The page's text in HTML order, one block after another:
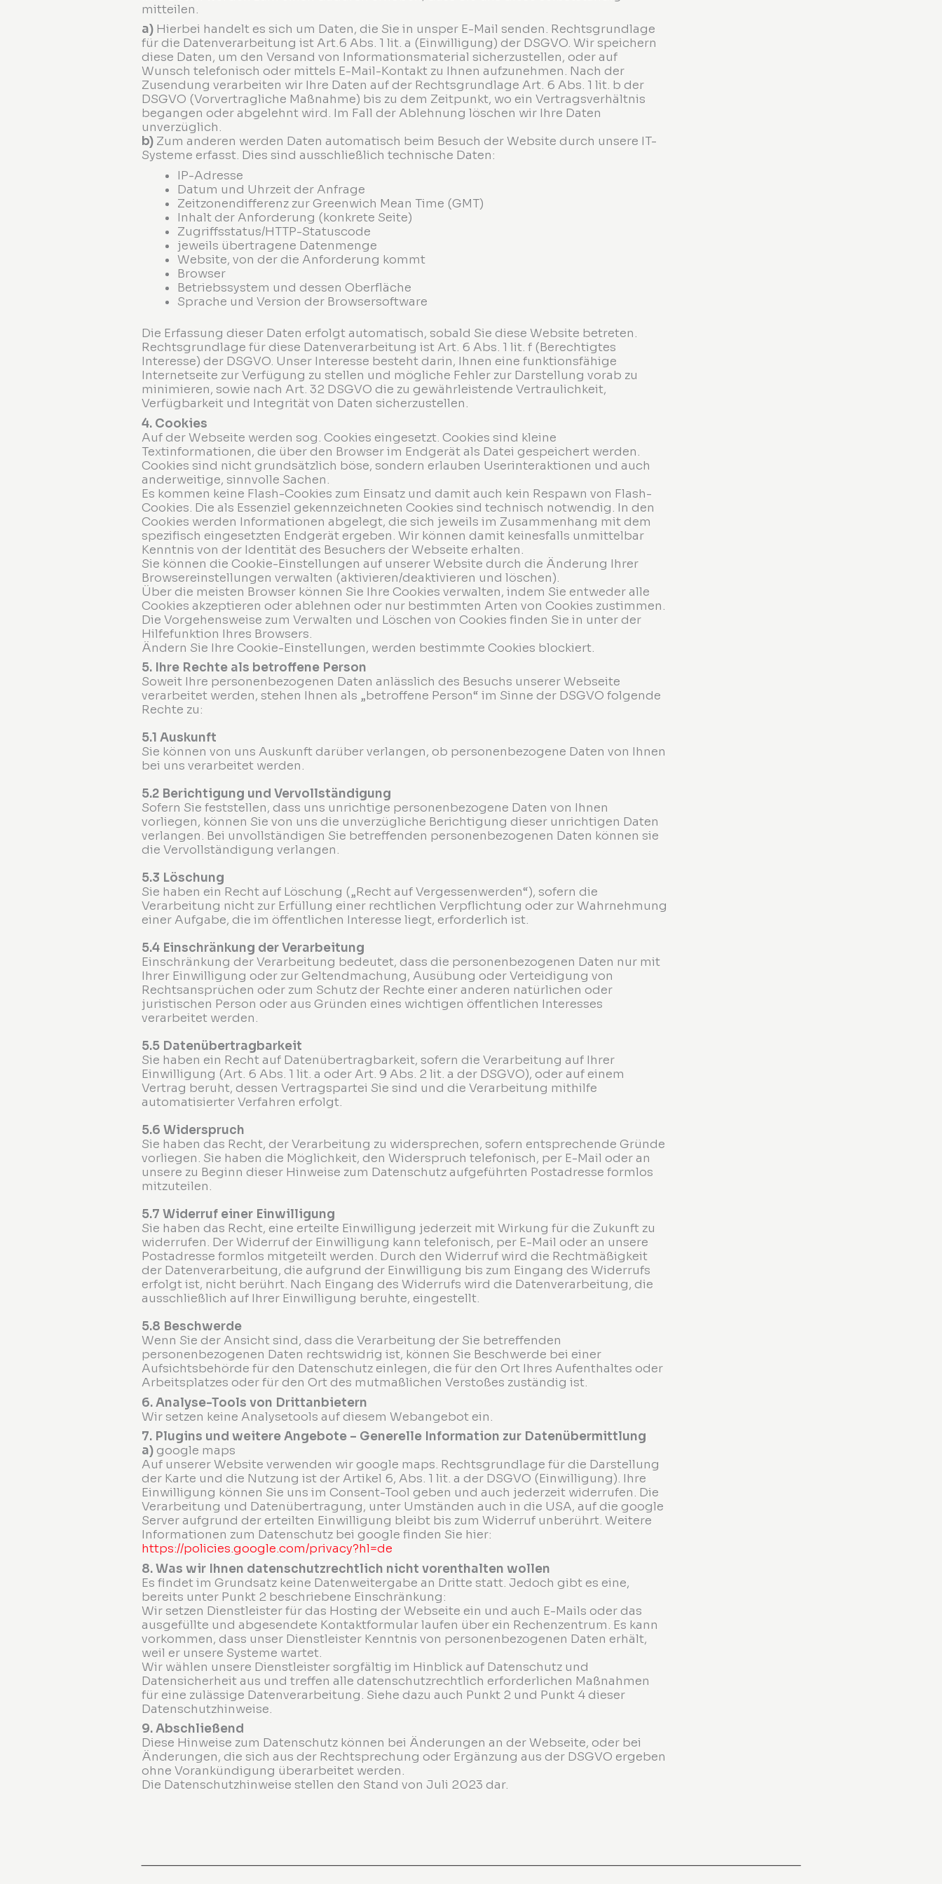
mitteilen.
a)Hierbei handelt es sich um Daten, die Sie in unsper E-Mail senden. Rechtsgrundlage
für die Datenverarbeitung ist Art.6 Abs. 1 lit. a (Einwilligung) der DSGVO. Wir speichern
diese Daten, um den Versand von Informationsmaterial sicherzustellen, oder auf
Wunsch telefonisch oder mittels E-Mail-Kontakt zu Ihnen aufzunehmen. Nach der
Zusendung verarbeiten wir Ihre Daten auf der Rechtsgrundlage Art. 6 Abs. 1 lit. b der
DSGVO (Vorvertragliche Maßnahme) bis zu dem Zeitpunkt, wo ein Vertragsverhältnis
begangen oder abgelehnt wird. Im Fall der Ablehnung löschen wir Ihre Daten
unverzüglich.
b)Zum anderen werden Daten automatisch beim Besuch der Website durch unsere IT-
Systeme erfasst. Dies sind ausschließlich technische Daten:
IP-Adresse
Datum und Uhrzeit der Anfrage
Zeitzonendifferenz zur Greenwich Mean Time (GMT)
Inhalt der Anforderung (konkrete Seite)
Zugriffsstatus/HTTP-Statuscode
jeweils übertragene Datenmenge
Website, von der die Anforderung kommt
Browser
Betriebssystem und dessen Oberfläche
Sprache und Version der Browsersoftware
Die Erfassung dieser Daten erfolgt automatisch, sobald Sie diese Website betreten.
Rechtsgrundlage für diese Datenverarbeitung ist Art. 6 Abs. 1 lit. f (Berechtigtes
Interesse) der DSGVO. Unser Interesse besteht darin, Ihnen eine funktionsfähige
Internetseite zur Verfügung zu stellen und mögliche Fehler zur Darstellung vorab zu
minimieren, sowie nach Art. 32 DSGVO die zu gewährleistende Vertraulichkeit,
Verfügbarkeit und Integrität von Daten sicherzustellen.
4. Cookies
Auf der Webseite werden sog. Cookies eingesetzt. Cookies sind kleine
Textinformationen, die über den Browser im Endgerät als Datei gespeichert werden.
Cookies sind nicht grundsätzlich böse, sondern erlauben Userinteraktionen und auch
anderweitige, sinnvolle Sachen.
Es kommen keine Flash-Cookies zum Einsatz und damit auch kein Respawn von Flash-
Cookies. Die als Essenziel gekennzeichneten Cookies sind technisch notwendig. In den
Cookies werden Informationen abgelegt, die sich jeweils im Zusammenhang mit dem
spezifisch eingesetzten Endgerät ergeben. Wir können damit keinesfalls unmittelbar
Kenntnis von der Identität des Besuchers der Webseite erhalten.
Sie können die Cookie-Einstellungen auf unserer Website durch die Änderung Ihrer
Browsereinstellungen verwalten (aktivieren/deaktivieren und löschen).
Über die meisten Browser können Sie Ihre Cookies verwalten, indem Sie entweder alle
Cookies akzeptieren oder ablehnen oder nur bestimmten Arten von Cookies zustimmen.
Die Vorgehensweise zum Verwalten und Löschen von Cookies finden Sie in unter der
Hilfefunktion Ihres Browsers.
Ändern Sie Ihre Cookie-Einstellungen, werden bestimmte Cookies blockiert.
5. Ihre Rechte als betroffene Person
Soweit Ihre personenbezogenen Daten anlässlich des Besuchs unserer Webseite
verarbeitet werden, stehen Ihnen als „betroffene Person“ im Sinne der DSGVO folgende
Rechte zu:
5.1 Auskunft
Sie können von uns Auskunft darüber verlangen, ob personenbezogene Daten von Ihnen
bei uns verarbeitet werden.
5.2 Berichtigung und Vervollständigung
Sofern Sie feststellen, dass uns unrichtige personenbezogene Daten von Ihnen
vorliegen, können Sie von uns die unverzügliche Berichtigung dieser unrichtigen Daten
verlangen. Bei unvollständigen Sie betreffenden personenbezogenen Daten können sie
die Vervollständigung verlangen.
5.3 Löschung
Sie haben ein Recht auf Löschung („Recht auf Vergessenwerden“), sofern die
Verarbeitung nicht zur Erfüllung einer rechtlichen Verpflichtung oder zur Wahrnehmung
einer Aufgabe, die im öffentlichen Interesse liegt, erforderlich ist.
5.4 Einschränkung der Verarbeitung
Einschränkung der Verarbeitung bedeutet, dass die personenbezogenen Daten nur mit
Ihrer Einwilligung oder zur Geltendmachung, Ausübung oder Verteidigung von
Rechtsansprüchen oder zum Schutz der Rechte einer anderen natürlichen oder
juristischen Person oder aus Gründen eines wichtigen öffentlichen Interesses
verarbeitet werden.
5.5 Datenübertragbarkeit
Sie haben ein Recht auf Datenübertragbarkeit, sofern die Verarbeitung auf Ihrer
Einwilligung (Art. 6 Abs. 1 lit. a oder Art. 9 Abs. 2 lit. a der DSGVO), oder auf einem
Vertrag beruht, dessen Vertragspartei Sie sind und die Verarbeitung mithilfe
automatisierter Verfahren erfolgt.
5.6 Widerspruch
Sie haben das Recht, der Verarbeitung zu widersprechen, sofern entsprechende Gründe
vorliegen. Sie haben die Möglichkeit, den Widerspruch telefonisch, per E-Mail oder an
unsere zu Beginn dieser Hinweise zum Datenschutz aufgeführten Postadresse formlos
mitzuteilen.
5.7 Widerruf einer Einwilligung
Sie haben das Recht, eine erteilte Einwilligung jederzeit mit Wirkung für die Zukunft zu
widerrufen. Der Widerruf der Einwilligung kann telefonisch, per E-Mail oder an unsere
Postadresse formlos mitgeteilt werden. Durch den Widerruf wird die Rechtmäßigkeit
der Datenverarbeitung, die aufgrund der Einwilligung bis zum Eingang des Widerrufs
erfolgt ist, nicht berührt. Nach Eingang des Widerrufs wird die Datenverarbeitung, die
ausschließlich auf Ihrer Einwilligung beruhte, eingestellt.
5.8 Beschwerde
Wenn Sie der Ansicht sind, dass die Verarbeitung der Sie betreffenden
personenbezogenen Daten rechtswidrig ist, können Sie Beschwerde bei einer
Aufsichtsbehörde für den Datenschutz einlegen, die für den Ort Ihres Aufenthaltes oder
Arbeitsplatzes oder für den Ort des mutmaßlichen Verstoßes zuständig ist.
6. Analyse-Tools von Drittanbietern
Wir setzen keine Analysetools auf diesem Webangebot ein.
7. Plugins und weitere Angebote – Generelle Information zur Datenübermittlung
a)google maps
Auf unserer Website verwenden wir google maps. Rechtsgrundlage für die Darstellung
der Karte und die Nutzung ist der Artikel 6, Abs. 1 lit. a der DSGVO (Einwilligung). Ihre
Einwilligung können Sie uns im Consent-Tool geben und auch jederzeit widerrufen. Die
Verarbeitung und Datenübertragung, unter Umständen auch in die USA, auf die google
Server aufgrund der erteilten Einwilligung bleibt bis zum Widerruf unberührt. Weitere
Informationen zum Datenschutz bei google finden Sie hier:
https://policies.google.com/privacy?hl=de
8. Was wir Ihnen datenschutzrechtlich nicht vorenthalten wollen
Es findet im Grundsatz keine Datenweitergabe an Dritte statt. Jedoch gibt es eine,
bereits unter Punkt 2 beschriebene Einschränkung:
Wir setzen Dienstleister für das Hosting der Webseite ein und auch E-Mails oder das
ausgefüllte und abgesendete Kontaktformular laufen über ein Rechenzentrum. Es kann
vorkommen, dass unser Dienstleister Kenntnis von personenbezogenen Daten erhält,
weil er unsere Systeme wartet.
Wir wählen unsere Dienstleister sorgfältig im Hinblick auf Datenschutz und
Datensicherheit aus und treffen alle datenschutzrechtlich erforderlichen Maßnahmen
für eine zulässige Datenverarbeitung. Siehe dazu auch Punkt 2 und Punkt 4 dieser
Datenschutzhinweise.
9. Abschließend
Diese Hinweise zum Datenschutz können bei Änderungen an der Webseite, oder bei
Änderungen, die sich aus der Rechtsprechung oder Ergänzung aus der DSGVO ergeben
ohne Vorankündigung überarbeitet werden.
Die Datenschutzhinweise stellen den Stand von Juli 2023 dar.